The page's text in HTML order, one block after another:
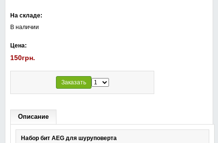
На складе:
В наличии
Цена:
150грн.
Заказать
Описание
Набор бит AEG для шуруповерта